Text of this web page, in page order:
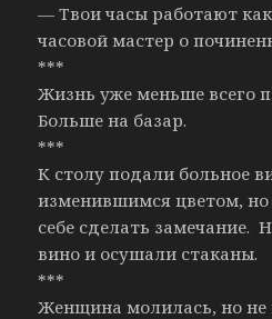
— Твои часы работают
часовой мастер о
***
Жизнь уже меньше всего
Больше на базар.
***
К столу подали больное
изменившимся цветом,
себе сделать замечание.
вино и осушали стаканы.
***
Женщина молилась, но не